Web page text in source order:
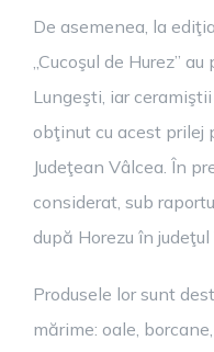
De asemenea, la
„Cucoşul de Hurez”
Lungeşti, iar
obţinut cu acest prilej
Judeţean Vâlcea. În
considerat, sub
după Horezu în judeţul
Produsele lor sunt
mărime: oale,